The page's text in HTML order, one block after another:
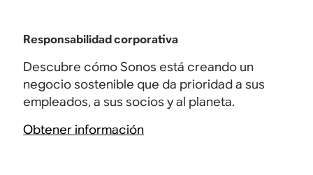
Responsabilidad corporativa
Descubre cómo Sonos está creando un
negocio sostenible que da prioridad a sus
empleados, a sus socios y al planeta.
Obtener información